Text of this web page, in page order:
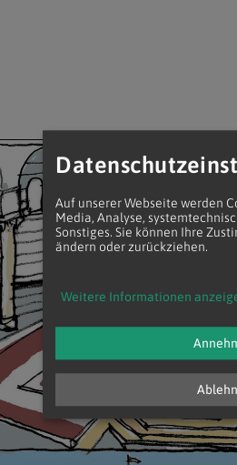
Auf unserer Webseite werden
Media, Analyse,
Sonstiges. Sie können Ihre
ändern oder zurückziehen.
Weitere Informationen